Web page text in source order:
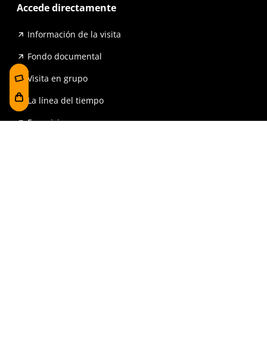
Accede directamente
Información de la visita
Fondo documental
Visita en grupo
La línea del tiempo
Exposiciones